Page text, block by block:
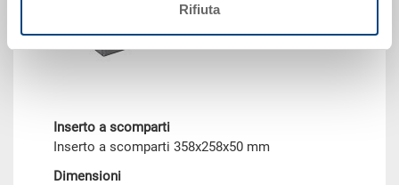
Rifiuta
Inserto a scomparti
Inserto a scomparti 358x258x50 mm
Dimensioni